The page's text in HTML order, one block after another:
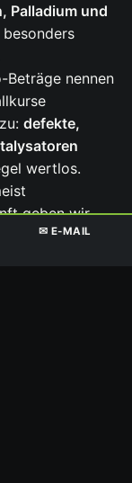
Palladium und
Beträge nennen
defekte,
wertlos.
geben wir
✉ E-MAIL